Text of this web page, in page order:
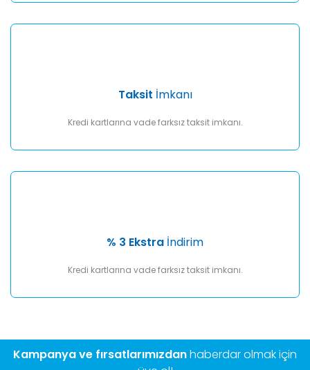
Taksit İmkanı
Kredi kartlarına vade farksız taksit imkanı.
% 3 Ekstra İndirim
Kredi kartlarına vade farksız taksit imkanı.
Kampanya ve fırsatlarımızdanhaberdar olmak için